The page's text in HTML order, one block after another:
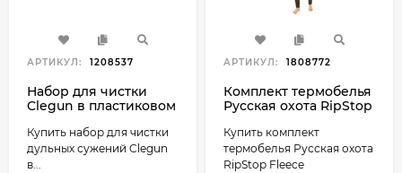
АРТИКУЛ: 1208537
Набор для чистки
Clegun в пластиковом
калибры)
Купить набор для чистки
дульных сужений Clegun
в...
АРТИКУЛ: 1808772
Комплект термобелья
Русская охота RipStop
Купить комплект
термобелья Русская охота
RipStop Fleece